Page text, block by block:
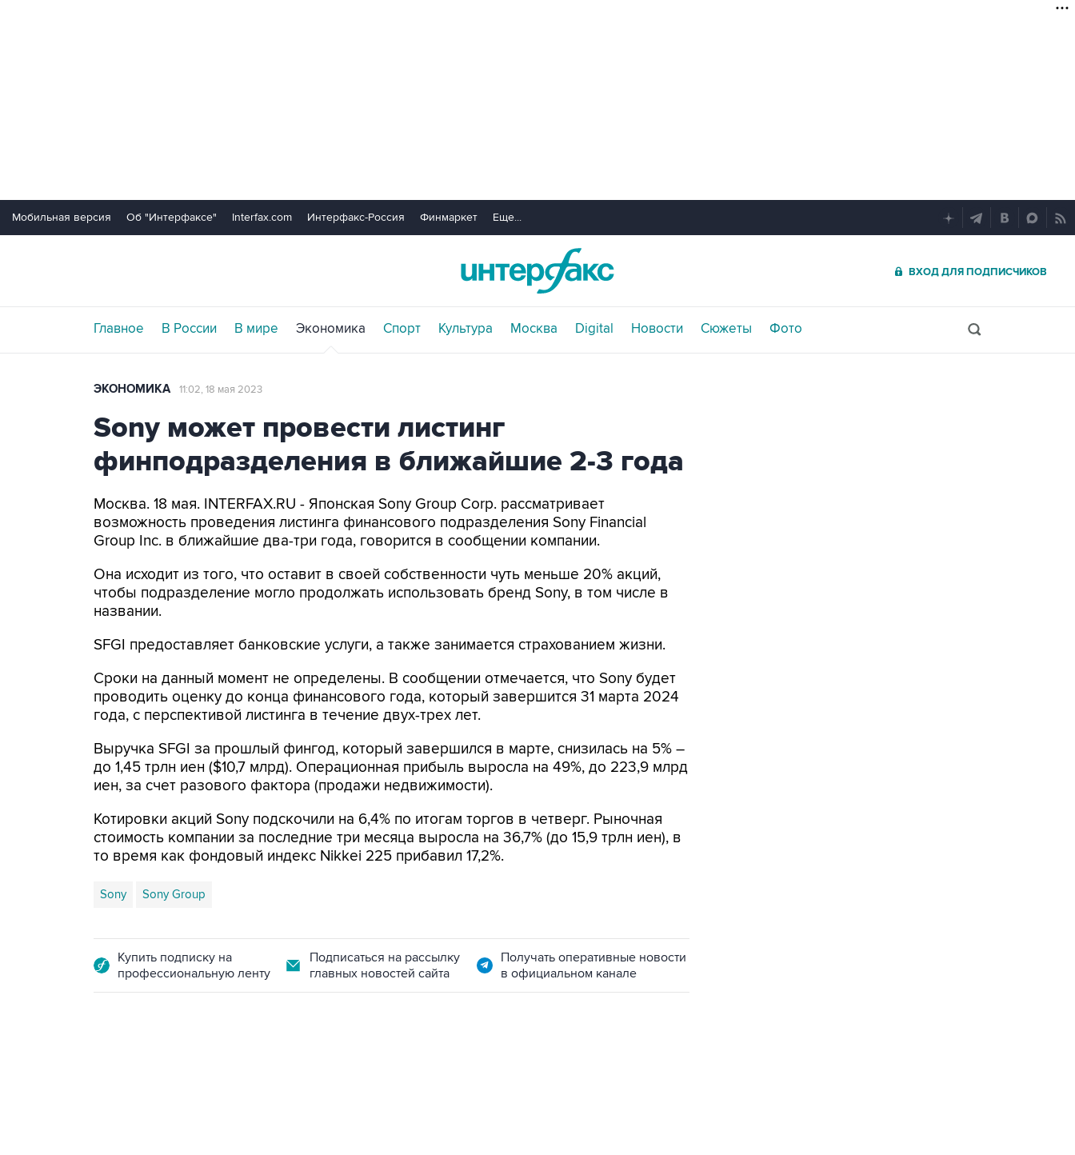
Мобильная версия Об "Интерфаксе" Interfax.com Интерфакс-Россия Финмаркет Еще...
ВХОД ДЛЯ ПОДПИСЧИКОВ
Главное В России В мире Экономика Спорт Культура Москва Digital Новости Сюжеты Фото
ЭКОНОМИКА 11:02, 18 мая 2023
Sony может провести листинг
финподразделения в ближайшие 2-3 года
Москва. 18 мая. INTERFAX.RU - Японская Sony Group Corp. рассматривает
возможность проведения листинга финансового подразделения Sony Financial
Group Inc. в ближайшие два-три года, говорится в сообщении компании.
Она исходит из того, что оставит в своей собственности чуть меньше 20% акций,
чтобы подразделение могло продолжать использовать бренд Sony, в том числе в
названии.
SFGI предоставляет банковские услуги, а также занимается страхованием жизни.
Сроки на данный момент не определены. В сообщении отмечается, что Sony будет
проводить оценку до конца финансового года, который завершится 31 марта 2024
года, с перспективой листинга в течение двух-трех лет.
Выручка SFGI за прошлый фингод, который завершился в марте, снизилась на 5% –
до 1,45 трлн иен ($10,7 млрд). Операционная прибыль выросла на 49%, до 223,9 млрд
иен, за счет разового фактора (продажи недвижимости).
Котировки акций Sony подскочили на 6,4% по итогам торгов в четверг. Рыночная
стоимость компании за последние три месяца выросла на 36,7% (до 15,9 трлн иен), в
то время как фондовый индекс Nikkei 225 прибавил 17,2%.
Sony Sony Group
Купить подписку на
профессиональную ленту
Подписаться на рассылку
главных новостей сайта
Получать оперативные новости
в официальном канале